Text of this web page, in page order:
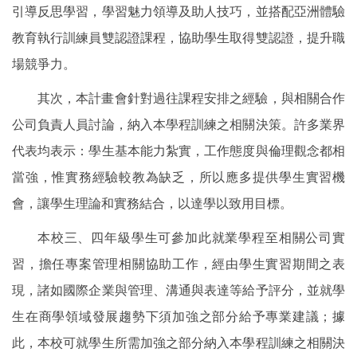
引導反思學習，學習魅力領導及助人技巧，並搭配亞洲體驗
教育執行訓練員雙認證課程，協助學生取得雙認證，提升職
場競爭力。
其次，本計畫會針對過往課程安排之經驗，與相關合作
公司負責人員討論，納入本學程訓練之相關決策。許多業界
代表均表示：學生基本能力紮實，工作態度與倫理觀念都相
當強，惟實務經驗較教為缺乏，所以應多提供學生實習機
會，讓學生理論和實務結合，以達學以致用目標。
本校三、四年級學生可參加此就業學程至相關公司實
習，擔任專案管理相關協助工作，經由學生實習期間之表
現，諸如國際企業與管理、溝通與表達等給予評分，並就學
生在商學領域發展趨勢下須加強之部分給予專業建議；據
此，本校可就學生所需加強之部分納入本學程訓練之相關決